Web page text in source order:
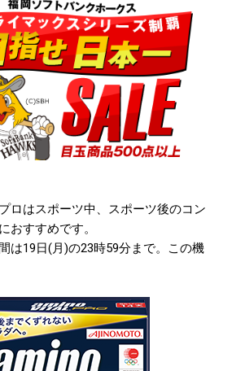
ロはスポーツ中、スポーツ後のコン
おすすめです。
は19日(月)の23時59分まで。この機